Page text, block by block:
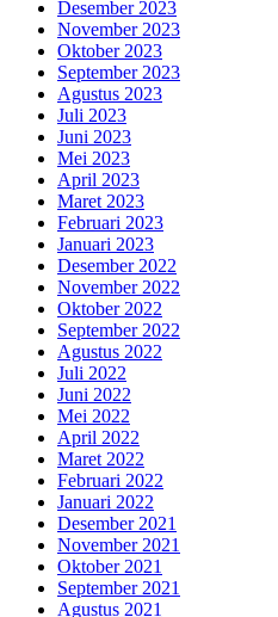
Desember 2023
November 2023
Oktober 2023
September 2023
Agustus 2023
Juli 2023
Juni 2023
Mei 2023
April 2023
Maret 2023
Februari 2023
Januari 2023
Desember 2022
November 2022
Oktober 2022
September 2022
Agustus 2022
Juli 2022
Juni 2022
Mei 2022
April 2022
Maret 2022
Februari 2022
Januari 2022
Desember 2021
November 2021
Oktober 2021
September 2021
Agustus 2021